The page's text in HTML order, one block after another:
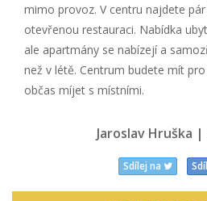
mimo provoz. V centru najdete
otevřenou restauraci. Nabídka
ale apartmány se nabízejí a
než v létě. Centrum budete mít
občas míjet s místními.
Jaroslav Hruška |
Sdílej na